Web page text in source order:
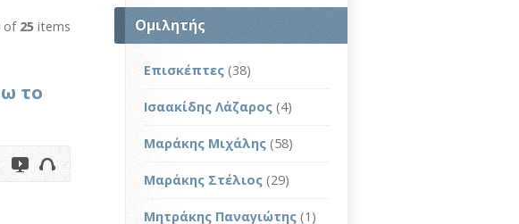
of 25 items
το
Ομιλητής
Επισκέπτες (38)
Ισαακίδης Λάζαρος (4)
Μαράκης Μιχάλης (58)
Μαράκης Στέλιος (29)
Μητράκης Παναγιώτης (1)